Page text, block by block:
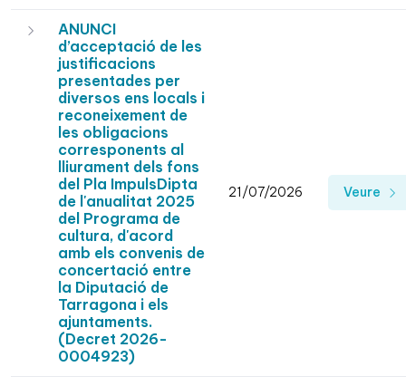
ANUNCI
d’acceptació de les
justificacions
presentades per
diversos ens locals i
reconeixement de
les obligacions
corresponents al
lliurament dels fons
del Pla ImpulsDipta
de l'anualitat 2025
del Programa de
cultura, d'acord
amb els convenis de
concertació entre
la Diputació de
Tarragona i els
ajuntaments.
(Decret 2026-
0004923)
21/07/2026 Veure